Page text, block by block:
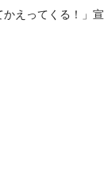
えってくる！」宣